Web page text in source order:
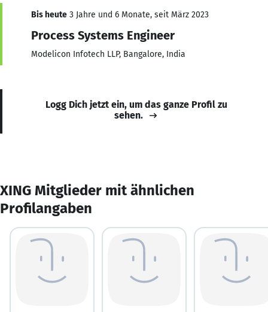
Bis heute 3 Jahre und 6 Monate, seit März 2023
Process Systems Engineer
Modelicon Infotech LLP, Bangalore, India
Logg Dich jetzt ein, um das ganze Profil zu
sehen.
XING Mitglieder mit ähnlichen
Profilangaben